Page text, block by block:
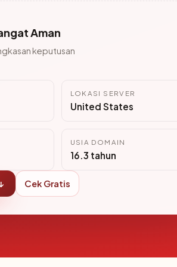
Aman
keputusan
LOKASI SERVER
United States
USIA DOMAIN
16.3 tahun
Cek Gratis